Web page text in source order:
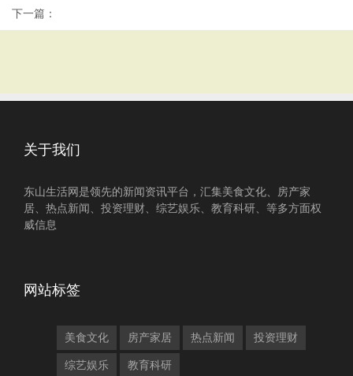
下一篇：
关于我们
东山生活网是领先的新闻资讯平台，汇集美食文化、房产家
居、热点新闻、投资理财、综艺娱乐、教育科研、等多方面权
威信息
网站标签
美食文化 房产家居 热点新闻 投资理财
综艺娱乐 教育科研